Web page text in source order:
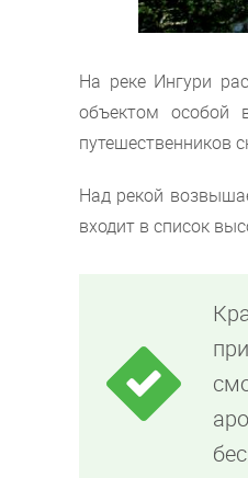
На реке Ингури
объектом особой
путешественников
Над рекой
входит в список